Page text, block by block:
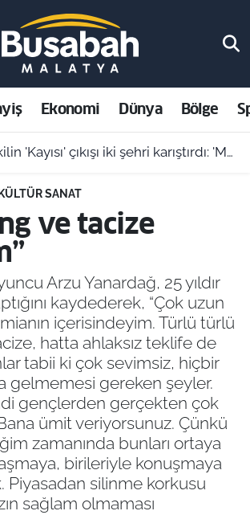
Ekonomi Dünya Bölge
çıkışı iki şehri karıştırdı: 'Malatya’yı cinayetle suçlayamazsınız!'
anı: Kontrolden çıkan hafriyat kamyonu evin içine girdi!
KÜLTÜR SANAT
ve tacize
Arzu Yanardağ, 25 yıldır
kaydederek, “Çok uzun
içerisindeyim. Türlü türlü
hatta ahlaksız teklife de
tabii ki çok sevimsiz, hiçbir
gelmemesi gereken şeyler.
gençlerden gerçekten çok
ümit veriyorsunuz. Çünkü
zamanında bunları ortaya
birileriyle konuşmaya
Piyasadan silinme korkusu
sağlam olmaması
Eczaneler
Durumu
Vakitleri
Yoğunluk Haritası
Durumu ve Fikstür
Haberleri